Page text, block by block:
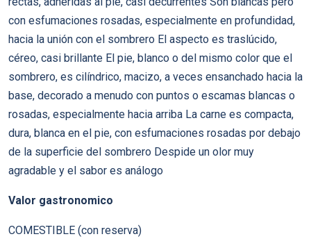
con esfumaciones rosadas, especialmente en profundidad,
hacia la unión con el sombrero El aspecto es traslúcido,
céreo, casi brillante El pie, blanco o del mismo color que el
sombrero, es cilíndrico, macizo, a veces ensanchado hacia la
base, decorado a menudo con puntos o escamas blancas o
rosadas, especialmente hacia arriba La carne es compacta,
dura, blanca en el pie, con esfumaciones rosadas por debajo
de la superficie del sombrero Despide un olor muy
agradable y el sabor es análogo
Valor gastronomico
COMESTIBLE (con reserva)